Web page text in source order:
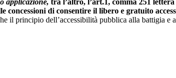
concessioni di consentire il libero e gratuito
il principio dell’accessibilità pubblica alla battigia e